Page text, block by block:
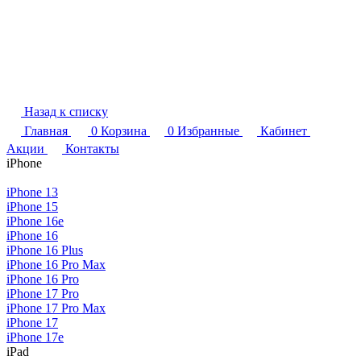
Назад к списку
Главная
0 Корзина 0 Избранные
Кабинет
Акции
Контакты
iPhone
iPhone 13
iPhone 15
iPhone 16e
iPhone 16
iPhone 16 Plus
iPhone 16 Pro Max
iPhone 16 Pro
iPhone 17 Pro
iPhone 17 Pro Max
iPhone 17
iPhone 17e
iPad